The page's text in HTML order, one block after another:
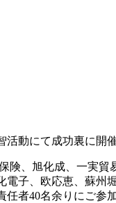
動にて成功裏に開
、旭化成、一実
子、欧応恵、蘇州
者40名余りにご参